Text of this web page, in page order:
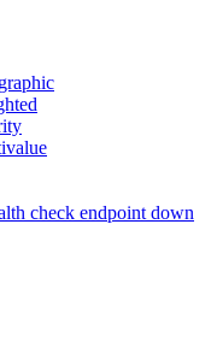
check endpoint down